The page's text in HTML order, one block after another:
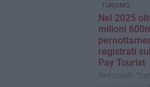
TURISMO
Nel 2025
milioni
registrati
Pay Tourist
Petruzzelli: